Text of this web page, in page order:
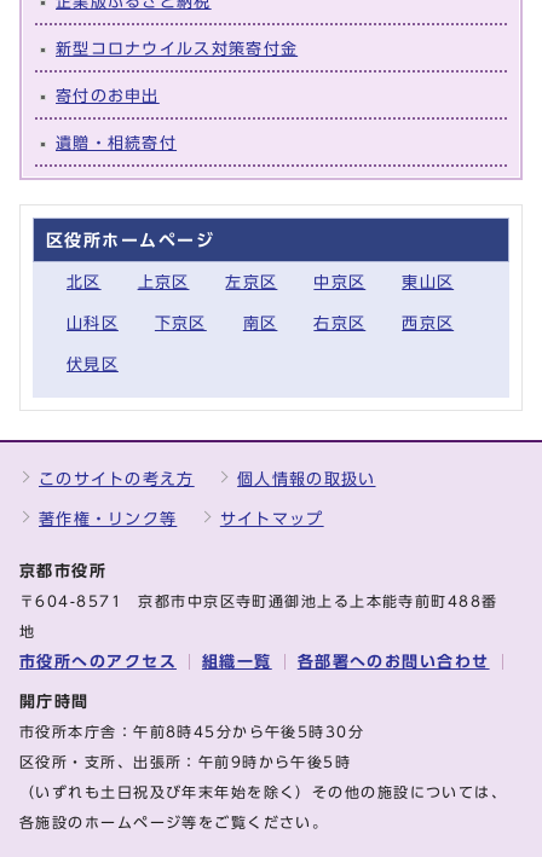
新型コロナウイルス対策寄付金
寄付のお申出
遺贈・相続寄付
区役所ホームページ
北区 上京区 左京区 中京区 東山区
山科区 下京区 南区 右京区 西京区
伏見区
このサイトの考え方 個人情報の取扱い
著作権・リンク等 サイトマップ
京都市役所
〒604-8571 京都市中京区寺町通御池上る上本能寺前町488番
地
市役所へのアクセス 組織一覧 各部署へのお問い合わせ
開庁時間
市役所本庁舎：午前8時45分から午後5時30分
区役所・支所、出張所：午前9時から午後5時
（いずれも土日祝及び年末年始を除く）その他の施設については、
各施設のホームページ等をご覧ください。